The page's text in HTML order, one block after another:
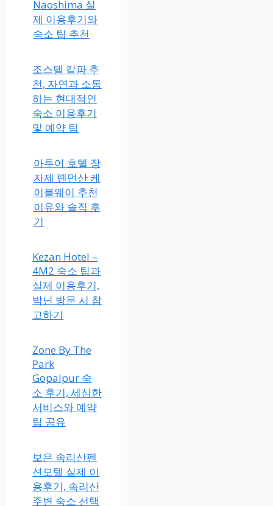
Naoshima 실
제 이용후기와
숙소 팁 추천
조스텔 칼파 추
천, 자연과 소통
하는 현대적인
숙소 이용후기
및 예약 팁
아투어 호텔 장
자제 톈먼산 케
이블웨이 추천
이유와 솔직 후
기
Kezan Hotel –
4M2 숙소 팁과
실제 이용후기,
박닌 방문 시 참
고하기
Zone By The
Park
Gopalpur 숙
소 후기, 세심한
서비스와 예약
팁 공유
보은 속리산펜
션모텔 실제 이
용후기, 속리산
주변 숙소 선택